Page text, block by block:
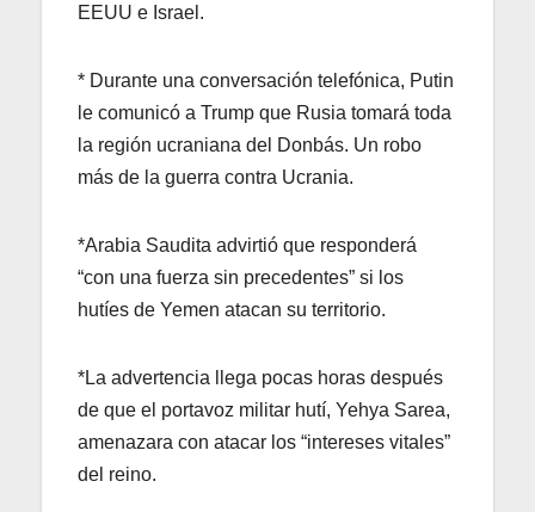
EEUU e Israel.
* Durante una conversación telefónica, Putin
le comunicó a Trump que Rusia tomará toda
la región ucraniana del Donbás. Un robo
más de la guerra contra Ucrania.
*Arabia Saudita advirtió que responderá
“con una fuerza sin precedentes” si los
hutíes de Yemen atacan su territorio.
*La advertencia llega pocas horas después
de que el portavoz militar hutí, Yehya Sarea,
amenazara con atacar los “intereses vitales”
del reino.